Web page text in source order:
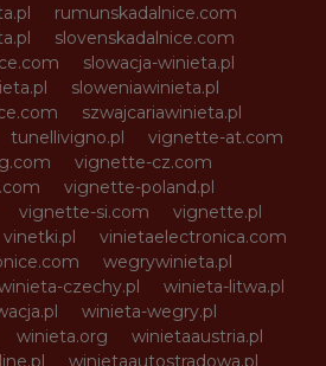
rumunskadalnice.com
slovenskadalnice.com
slowacja-winieta.pl
sloweniawinieta.pl
szwajcariawinieta.pl
tunellivigno.pl
vignette-at.com
vignette-cz.com
vignette-poland.pl
vignette-si.com
vignette.pl
vinetki.pl
vinietaelectronica.com
wegrywinieta.pl
czechy.pl
winieta-litwa.pl
winieta-wegry.pl
winieta.org
winietaaustria.pl
winietaautostradowa.pl